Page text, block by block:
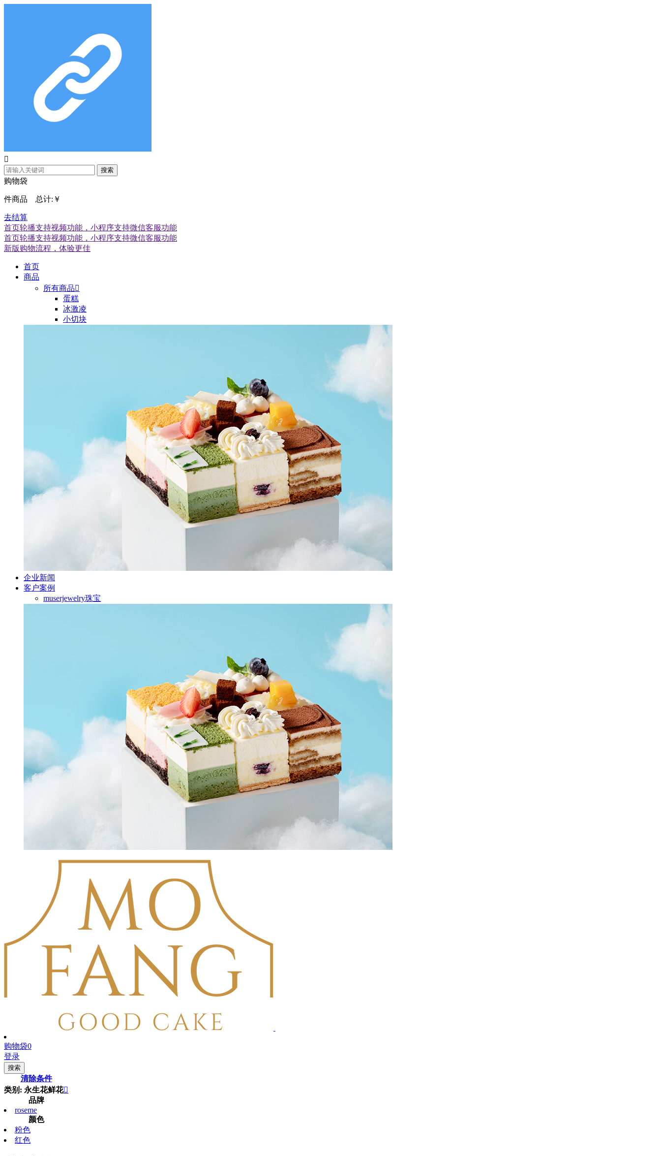

搜索
购物袋
件商品 总计: ￥
去结算
首页轮播支持视频功能，小程序支持微信客服功能
首页轮播支持视频功能，小程序支持微信客服功能
新版购物流程，体验更佳
首页
商品
所有商品
蛋糕
冰激凌
小切块
企业新闻
客户案例
muserjewelry珠宝
购物袋0
登录
搜索
清除条件
类别: 永生花鲜花
品牌
roseme
颜色
粉色
红色